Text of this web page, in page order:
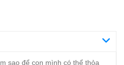
sao để con mình có thể thỏa